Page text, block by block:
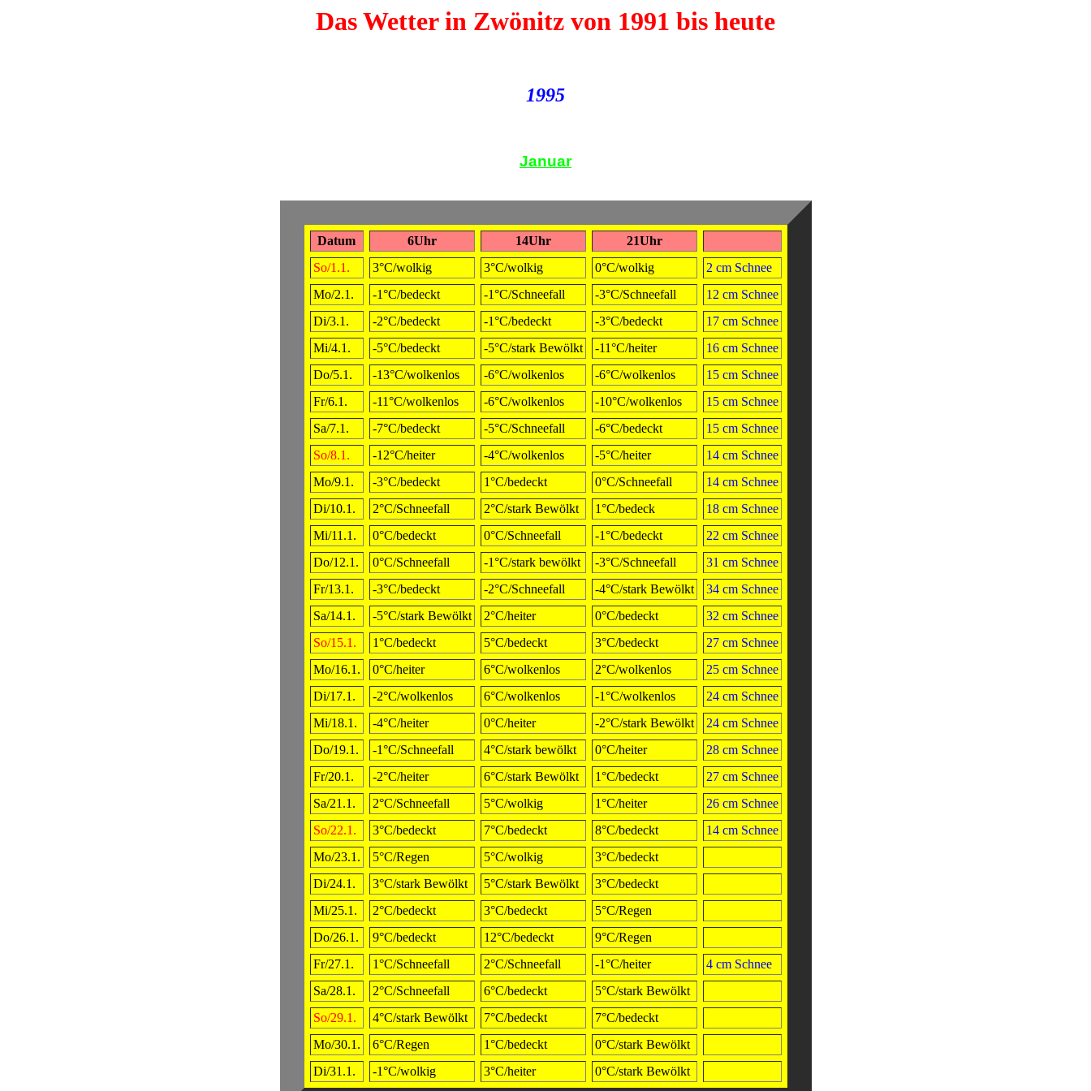
Das Wetter in Zwönitz von 1991 bis heute
1995
Januar
Datum 6Uhr 14Uhr
21Uhr
So/1.1.
3°C/wolkig 3°C/wolkig 0°C/wolkig
2 cm Schnee
Mo/2.1.
-1°C/bedeckt -1°C/Schneefall -3°C/Schneefall
12 cm Schnee
Di/3.1.
-2°C/bedeckt -1°C/bedeckt -3°C/bedeckt
17 cm Schnee
Mi/4.1.
-5°C/bedeckt -5°C/stark Bewölkt -11°C/heiter
16 cm Schnee
Do/5.1.
-13°C/wolkenlos -6°C/wolkenlos -6°C/wolkenlos
15 cm Schnee
Fr/6.1.
-11°C/wolkenlos -6°C/wolkenlos -10°C/wolkenlos
15 cm Schnee
Sa/7.1.
-7°C/bedeckt -5°C/Schneefall -6°C/bedeckt
15 cm Schnee
So/8.1.
-12°C/heiter -4°C/wolkenlos -5°C/heiter
14 cm Schnee
Mo/9.1.
-3°C/bedeckt 1°C/bedeckt 0°C/Schneefall
14 cm Schnee
Di/10.1.
2°C/Schneefall 2°C/stark Bewölkt 1°C/bedeck
18 cm Schnee
Mi/11.1.
0°C/bedeckt 0°C/Schneefall -1°C/bedeckt
22 cm Schnee
Do/12.1.
0°C/Schneefall -1°C/stark bewölkt -3°C/Schneefall
31 cm Schnee
Fr/13.1.
-3°C/bedeckt -2°C/Schneefall -4°C/stark Bewölkt
34 cm Schnee
Sa/14.1.
-5°C/stark Bewölkt 2°C/heiter 0°C/bedeckt
32 cm Schnee
So/15.1.
1°C/bedeckt 5°C/bedeckt 3°C/bedeckt
27 cm Schnee
Mo/16.1.
0°C/heiter 6°C/wolkenlos 2°C/wolkenlos
25 cm Schnee
Di/17.1.
-2°C/wolkenlos 6°C/wolkenlos -1°C/wolkenlos
24 cm Schnee
Mi/18.1.
-4°C/heiter 0°C/heiter -2°C/stark Bewölkt
24 cm Schnee
Do/19.1.
-1°C/Schneefall 4°C/stark bewölkt 0°C/heiter
28 cm Schnee
Fr/20.1.
-2°C/heiter 6°C/stark Bewölkt 1°C/bedeckt
27 cm Schnee
Sa/21.1.
2°C/Schneefall 5°C/wolkig 1°C/heiter
26 cm Schnee
So/22.1.
3°C/bedeckt 7°C/bedeckt 8°C/bedeckt
14 cm Schnee
Mo/23.1.
5°C/Regen 5°C/wolkig
3°C/bedeckt
Di/24.1.
3°C/stark Bewölkt 5°C/stark Bewölkt
3°C/bedeckt
Mi/25.1.
2°C/bedeckt 3°C/bedeckt
5°C/Regen
Do/26.1.
9°C/bedeckt 12°C/bedeckt
9°C/Regen
Fr/27.1.
1°C/Schneefall 2°C/Schneefall -1°C/heiter
4 cm Schnee
Sa/28.1.
2°C/Schneefall 6°C/bedeckt
5°C/stark Bewölkt
So/29.1.
4°C/stark Bewölkt 7°C/bedeckt
7°C/bedeckt
Mo/30.1.
6°C/Regen 1°C/bedeckt
0°C/stark Bewölkt
Di/31.1.
-1°C/wolkig 3°C/heiter 0°C/stark Bewölkt